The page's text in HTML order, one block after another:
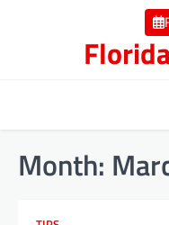
Month: